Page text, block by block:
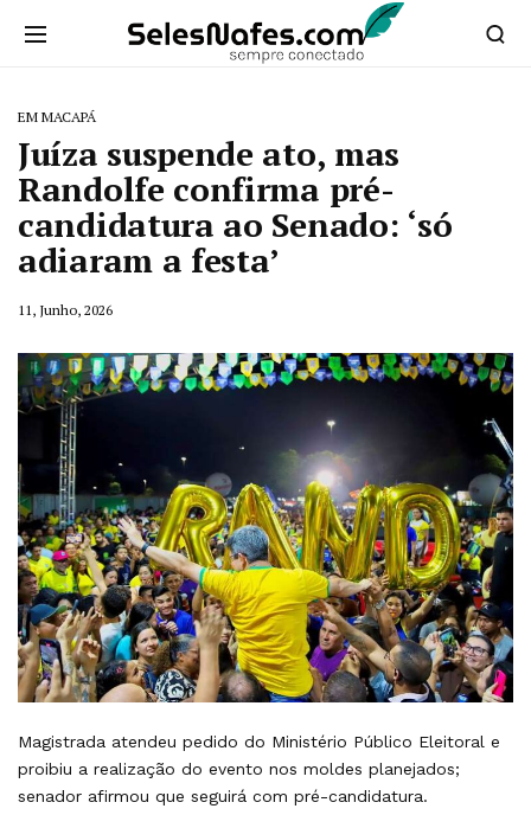
EM MACAPÁ
Juíza suspende ato, mas
Randolfe confirma pré-
candidatura ao Senado: ‘só
adiaram a festa’
11, Junho, 2026
Magistrada atendeu pedido do Ministério Público Eleitoral e
proibiu a realização do evento nos moldes planejados;
senador afirmou que seguirá com pré-candidatura.